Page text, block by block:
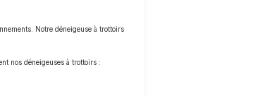
Notre déneigeuse à trottoirs
nos déneigeuses à trottoirs :